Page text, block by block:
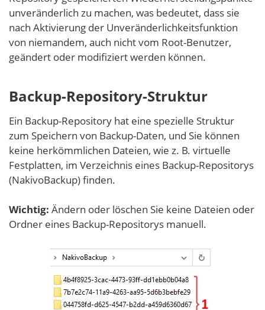
unveränderlich zu machen, was bedeutet, dass sie
nach Aktivierung der Unveränderlichkeitsfunktion
von niemandem, auch nicht vom Root-Benutzer,
geändert oder modifiziert werden können.
Backup-Repository-Struktur
Ein Backup-Repository hat eine spezielle Struktur
zum Speichern von Backup-Daten, und Sie können
keine herkömmlichen Dateien, wie z. B. virtuelle
Festplatten, im Verzeichnis eines Backup-Repositorys
(NakivoBackup) finden.
Wichtig: Ändern oder löschen Sie keine Dateien oder
Ordner eines Backup-Repositorys manuell.